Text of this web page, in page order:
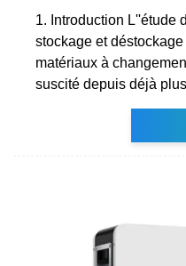
1. Introduction L''étude
stockage et
matériaux à
suscité depuis déjà